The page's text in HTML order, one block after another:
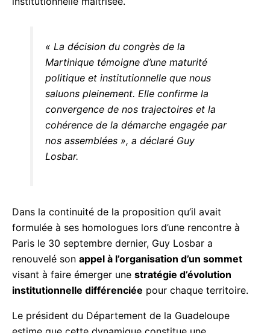
Martinique témoigne d’une maturité
politique et institutionnelle que nous
saluons pleinement. Elle confirme la
convergence de nos trajectoires et la
cohérence de la démarche engagée
par nos assemblées », a déclaré Guy
Losbar.
formulée à ses homologues lors d’une rencontre à
Paris le 30 septembre dernier, Guy Losbar a
renouvelé son appel à l’organisation d’un sommet
visant à faire émerger unestratégie d’évolution
institutionnelle différenciéepour chaque territoire.
estime que cette dynamique constitue une